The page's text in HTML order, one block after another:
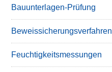
Bauunterlagen-Prüfung
Beweissicherungsverfahren
Feuchtigkeitsmessungen